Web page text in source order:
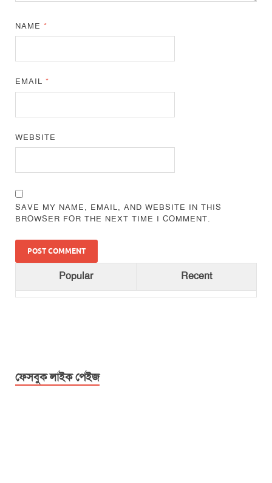
NAME*
EMAIL*
WEBSITE
SAVE MY NAME, EMAIL, AND WEBSITE IN THIS
BROWSER FOR THE NEXT TIME I COMMENT.
Popular Recent
ফেসবুক লাইক পেইজ